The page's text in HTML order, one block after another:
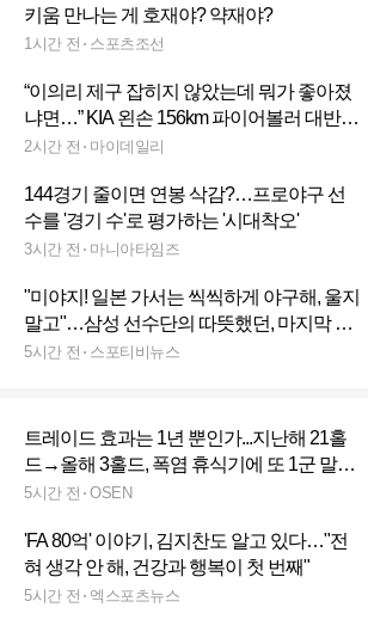
키움 만나는 게 호재야? 약재야?
1시간 전 스포츠조선
“이의리 제구 잡히지 않았는데 뭐가 좋아졌
냐면…” KIA 왼손 156km 파이어볼러 대반전,
강리호 日유학효과 인정
2시간 전 마이데일리
144경기 줄이면 연봉 삭감?…프로야구 선
수를 '경기 수'로 평가하는 '시대착오'
3시간 전 마니아타임즈
"미야지! 일본 가서는 씩씩하게 야구해, 울지
말고"…삼성 선수단의 따뜻했던, 마지막 작
별 인사
5시간 전 스포티비뉴스
트레이드 효과는 1년 뿐인가...지난해 21홀
드→올해 3홀드, 폭염 휴식기에 또 1군 말소
→시즌 4번째 2군행
5시간 전 OSEN
'FA 80억' 이야기, 김지찬도 알고 있다…"전
혀 생각 안 해, 건강과 행복이 첫 번째"
5시간 전 엑스포츠뉴스